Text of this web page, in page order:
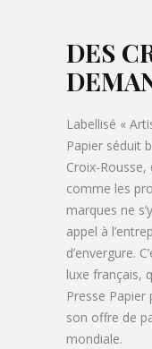
DES
Labellisé «
Papier séduit
Croix-
comme les
marques ne
appel à
d’envergure.
luxe français,
Presse
son offre de
mondiale.